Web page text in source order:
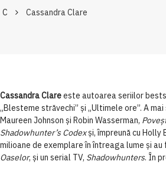
C Cassandra Clare
Cassandra Clareeste autoarea seriilor
„Blesteme străvechi” și „Ultimele ore”. A
Maureen Johnson și Robin Wasserman,
Shadowhunter’s Codexși, împreună cu
milioane de exemplare în întreaga lume și
Oaselor, și un serial TV, Shadowhunters. În